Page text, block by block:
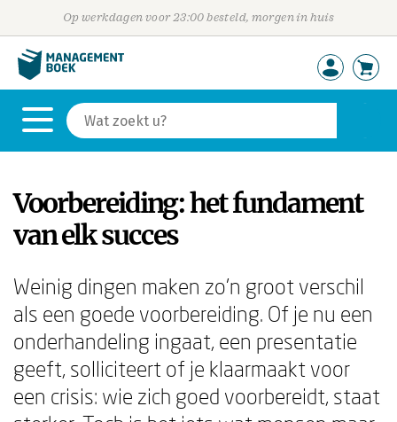
Op werkdagen voor 23:00 besteld, morgen in huis
Voorbereiding: het fundament
van elk succes
Weinig dingen maken zo'n groot verschil
als een goede voorbereiding. Of je nu een
onderhandeling ingaat, een presentatie
geeft, solliciteert of je klaarmaakt voor
een crisis: wie zich goed voorbereidt, staat